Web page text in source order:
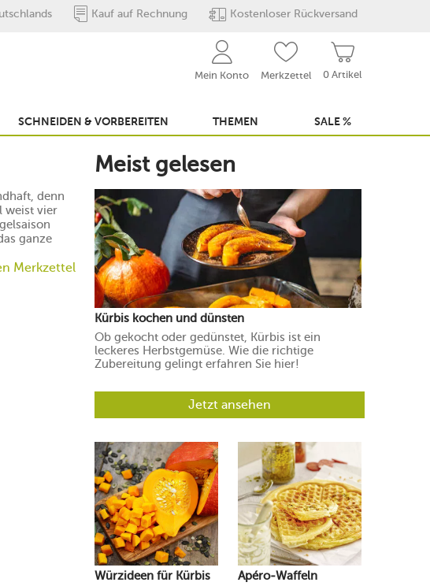
Kauf auf Rechnung Kostenloser Rückversand
0 Artikel
Mein Konto Merkzettel
SCHNEIDEN & VORBEREITEN THEMEN SALE %
denn
weist vier
ganze
Merkzettel
Meist gelesen
Kürbis kochen und dünsten
Ob gekocht oder gedünstet, Kürbis ist ein
leckeres Herbstgemüse. Wie die richtige
Zubereitung gelingt erfahren Sie hier!
Jetzt ansehen
Würzideen für Kürbis
Apéro-Waffeln